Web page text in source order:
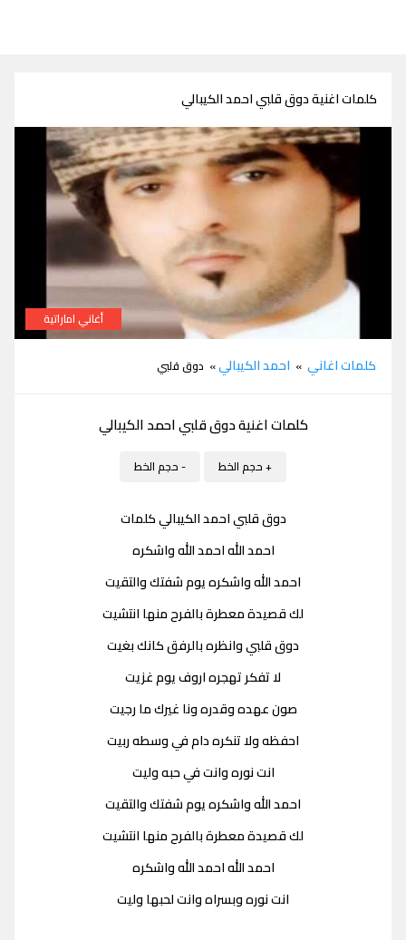
كلمات اغنية دوق قلبي احمد الكيبالي
أغاني اماراتية
كلمات اغاني » احمد الكيبالي» دوق قلبي
كلمات اغنية دوق قلبي احمد الكيبالي
+ حجم الخط - حجم الخط
دوق قلبي احمد الكيبالي كلمات
احمد الله احمد الله واشكره
احمد الله واشكره يوم شفتك والتقيت
لك قصيدة معطرة بالفرح منها انتشيت
دوق قلبي وانظره بالرفق كانك بغيت
لا تفكر تهجره اروف يوم غزيت
صون عهده وقدره ونا غيرك ما رجيت
احفظه ولا تنكره دام في وسطه ربيت
انت نوره وانت في حبه وليت
احمد الله واشكره يوم شفتك والتقيت
لك قصيدة معطرة بالفرح منها انتشيت
احمد الله احمد الله واشكره
انت نوره وبسراه وانت لحبها وليت